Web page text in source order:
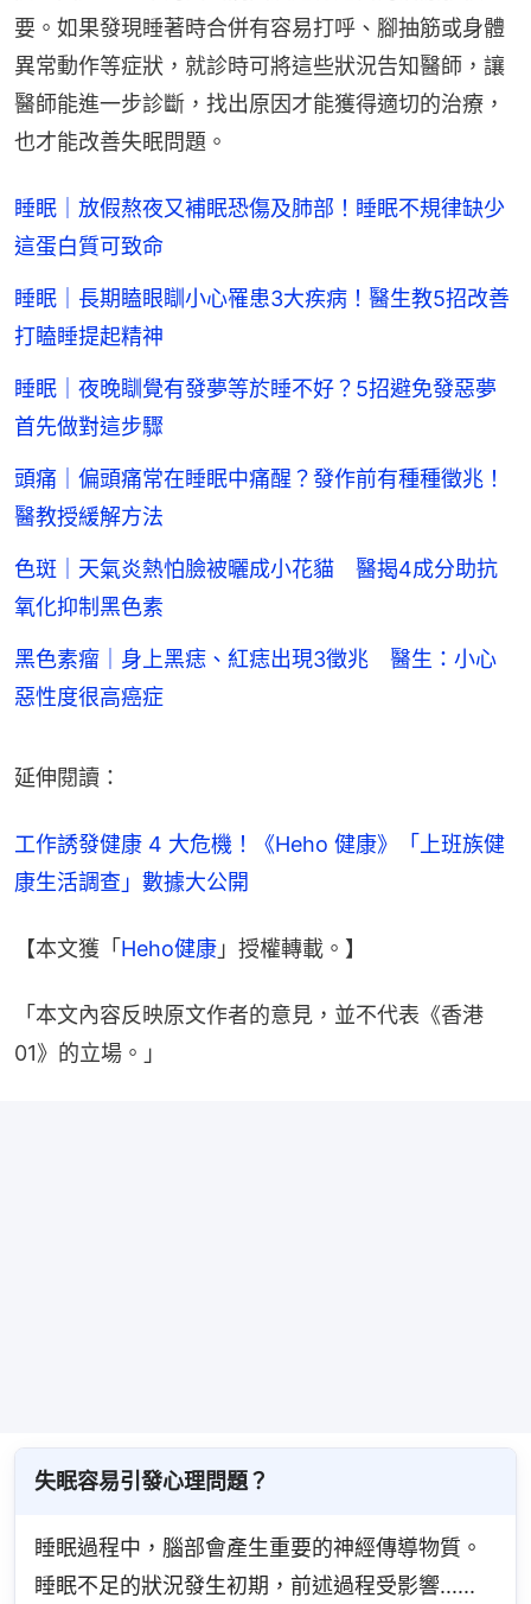
要。如果發現睡著時合併有容易打呼、腳抽筋或身體
異常動作等症狀，就診時可將這些狀況告知醫師，讓
醫師能進一步診斷，找出原因才能獲得適切的治療，
也才能改善失眠問題。
睡眠｜放假熬夜又補眠恐傷及肺部！睡眠不規律缺少
這蛋白質可致命
睡眠｜長期瞌眼瞓小心罹患3大疾病！醫生教5招改善
打瞌睡提起精神
睡眠｜夜晚瞓覺有發夢等於睡不好？5招避免發惡夢
首先做對這步驟
頭痛｜偏頭痛常在睡眠中痛醒？發作前有種種徵兆！
醫教授緩解方法
色斑｜天氣炎熱怕臉被曬成小花貓 醫揭4成分助抗
氧化抑制黑色素
黑色素瘤｜身上黑痣、紅痣出現3徵兆 醫生：小心
惡性度很高癌症
延伸閱讀：
工作誘發健康 4 大危機！《Heho 健康》「上班族健
康生活調查」數據大公開
【本文獲「 Heho健康 」授權轉載。】
「本文內容反映原文作者的意見，並不代表《香港
01》的立場。」
失眠容易引發心理問題？
睡眠過程中，腦部會產生重要的神經傳導物質。
睡眠不足的狀況發生初期，前述過程受影響......